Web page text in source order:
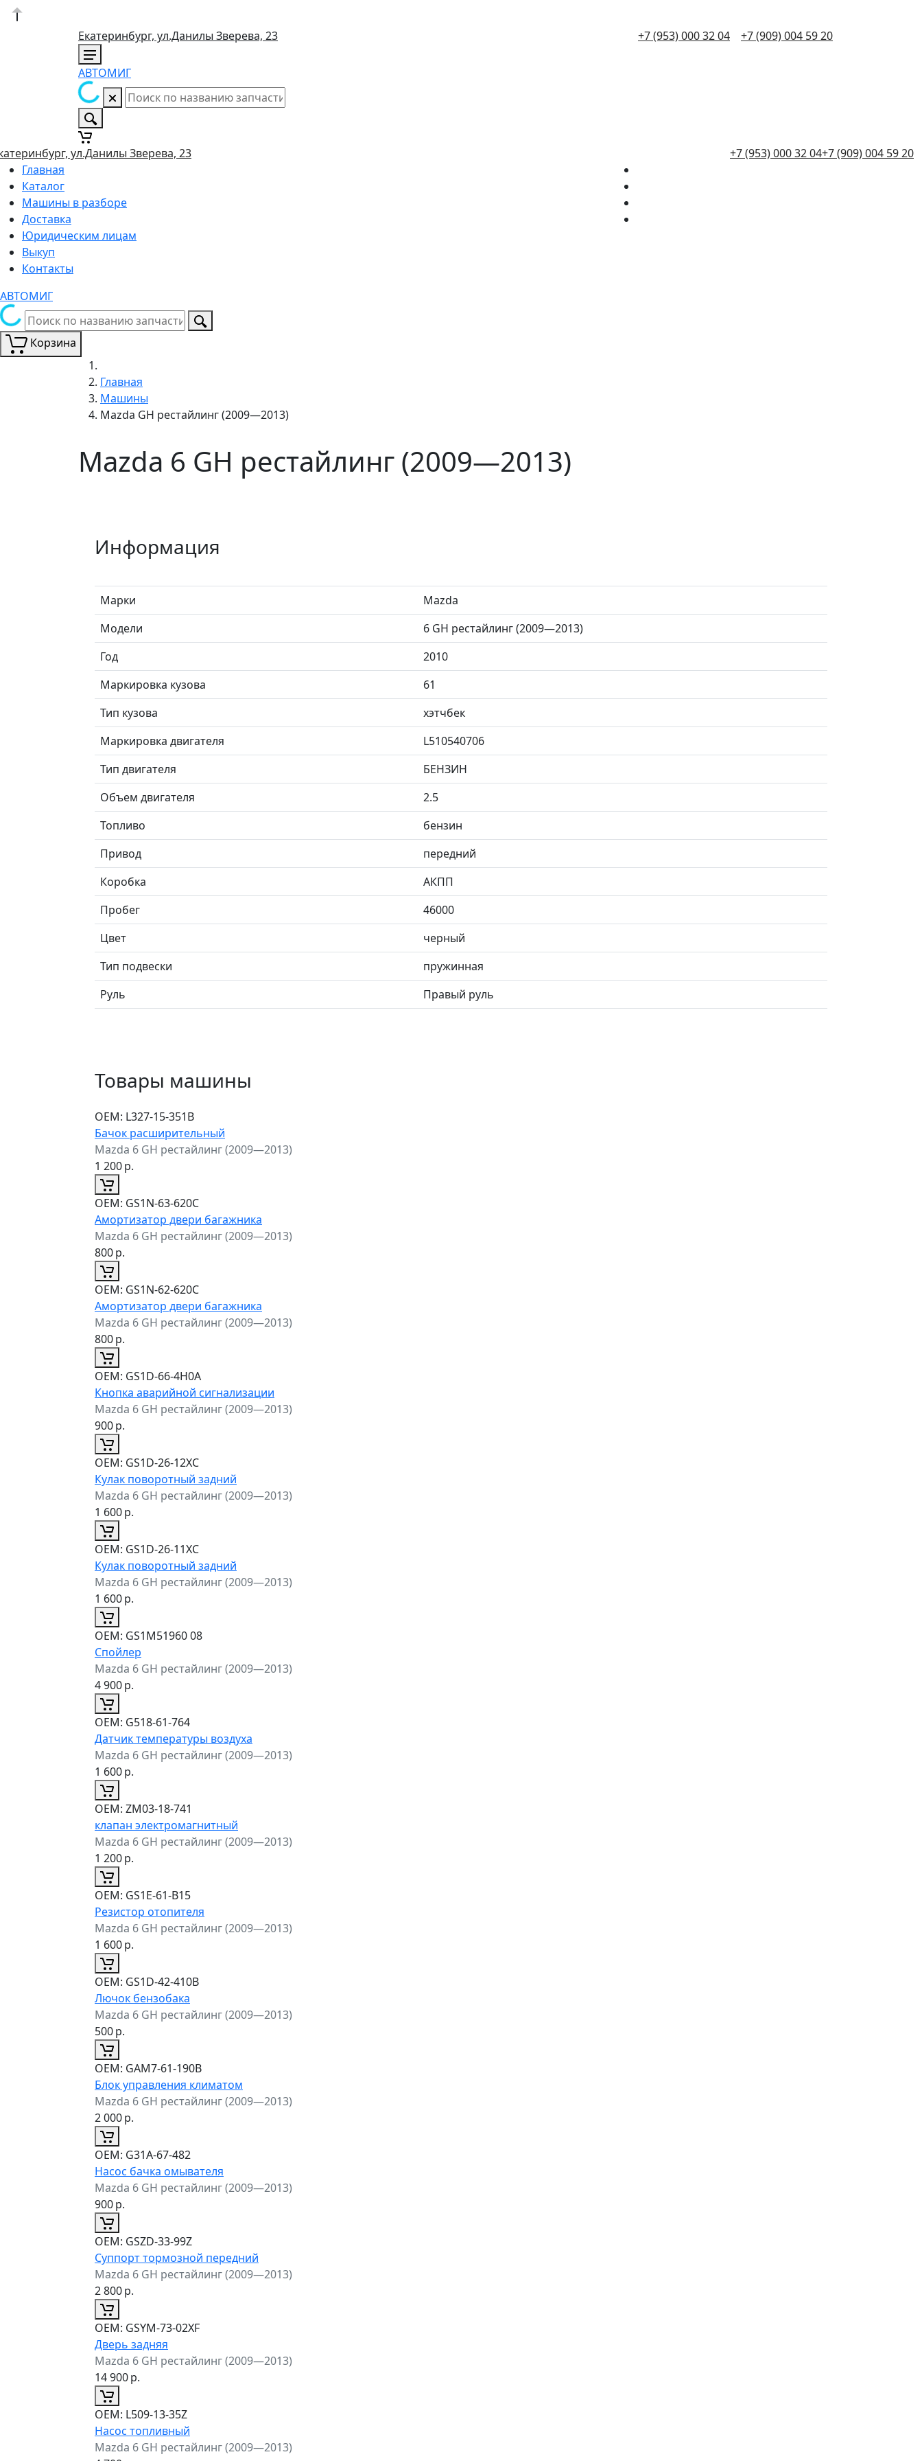
Екатеринбург, ул.Данилы Зверева, 23 +7 (953) 000 32 04 +7 (909) 004 59 20
АВТОМИГ
ул.Данилы Зверева, 23 +7 (953) 000 32 04+7 (909) 004 59 20
Главная
Каталог
Машины в разборе
Доставка
Юридическим лицам
Выкуп
Контакты
АВТОМИГ
Корзина
Главная
Машины
Mazda GH рестайлинг (2009—2013)
Mazda 6 GH рестайлинг (2009—2013)
Информация
Марки
Mazda
Модели
6 GH рестайлинг (2009—2013)
Год
2010
Маркировка кузова
61
Тип кузова
хэтчбек
Маркировка двигателя
L510540706
Тип двигателя
БЕНЗИН
Объем двигателя
2.5
Топливо
бензин
Привод
передний
Коробка
АКПП
Пробег
46000
Цвет
черный
Тип подвески
пружинная
Руль
Правый руль
Товары машины
ОЕМ: L327-15-351B
Бачок расширительный
Mazda 6 GH рестайлинг (2009—2013)
1 200р.
ОЕМ: GS1N-63-620C
Амортизатор двери багажника
Mazda 6 GH рестайлинг (2009—2013)
800р.
ОЕМ: GS1N-62-620C
Амортизатор двери багажника
Mazda 6 GH рестайлинг (2009—2013)
800р.
ОЕМ: GS1D-66-4H0A
Кнопка аварийной сигнализации
Mazda 6 GH рестайлинг (2009—2013)
900р.
ОЕМ: GS1D-26-12XC
Кулак поворотный задний
Mazda 6 GH рестайлинг (2009—2013)
1 600р.
ОЕМ: GS1D-26-11XC
Кулак поворотный задний
Mazda 6 GH рестайлинг (2009—2013)
1 600р.
ОЕМ: GS1M51960 08
Спойлер
Mazda 6 GH рестайлинг (2009—2013)
4 900р.
ОЕМ: G518-61-764
Датчик температуры воздуха
Mazda 6 GH рестайлинг (2009—2013)
1 600р.
ОЕМ: ZM03-18-741
клапан электромагнитный
Mazda 6 GH рестайлинг (2009—2013)
1 200р.
ОЕМ: GS1E-61-B15
Резистор отопителя
Mazda 6 GH рестайлинг (2009—2013)
1 600р.
ОЕМ: GS1D-42-410B
Лючок бензобака
Mazda 6 GH рестайлинг (2009—2013)
500р.
ОЕМ: GAM7-61-190B
Блок управления климатом
Mazda 6 GH рестайлинг (2009—2013)
2 000р.
ОЕМ: G31A-67-482
Насос бачка омывателя
Mazda 6 GH рестайлинг (2009—2013)
900р.
ОЕМ: GSZD-33-99Z
Суппорт тормозной передний
Mazda 6 GH рестайлинг (2009—2013)
2 800р.
ОЕМ: GSYM-73-02XF
Дверь задняя
Mazda 6 GH рестайлинг (2009—2013)
14 900р.
ОЕМ: L509-13-35Z
Насос топливный
Mazda 6 GH рестайлинг (2009—2013)